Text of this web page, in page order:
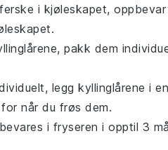
ferske i kjøleskapet,
, pakk dem
legg kyllinglårene i
når du frøs dem.
i fryseren i opptil 3